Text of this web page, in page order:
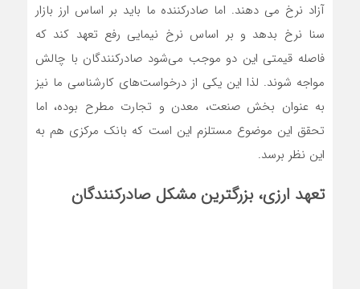
آزاد نرخ می دهند. اما صادرکننده ما باید بر اساس ارز بازار
سنا نرخ بدهد و بر اساس نرخ نیمایی رفع تعهد کند که
فاصله قیمتی این دو موجب می‌شود صادرکنندگان با چالش
مواجه شوند. لذا این یکی از درخواست‌های کارشناسی ما نیز
به عنوان بخش صنعت، معدن و تجارت مطرح بوده، اما
تحقق این موضوع مستلزم این است که بانک مرکزی هم به
این نظر برسد.
تعهد ارزی، بزرگترین مشکل صادرکنندگان